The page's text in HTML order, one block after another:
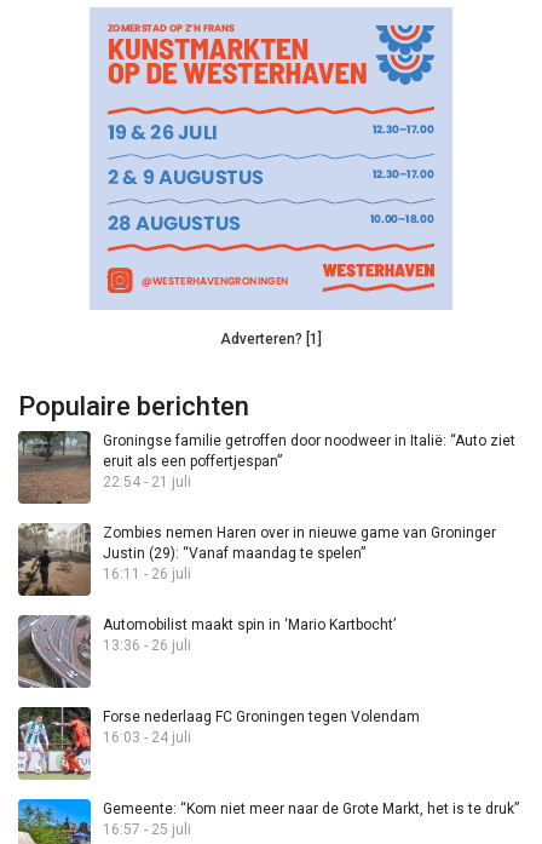
Adverteren? [1]
Populaire berichten
Groningse familie getroffen door noodweer in Italië: “Auto ziet
eruit als een poffertjespan”
22:54 - 21 juli
Zombies nemen Haren over in nieuwe game van Groninger
Justin (29): “Vanaf maandag te spelen”
16:11 - 26 juli
Automobilist maakt spin in ‘Mario Kartbocht’
13:36 - 26 juli
Forse nederlaag FC Groningen tegen Volendam
16:03 - 24 juli
Gemeente: “Kom niet meer naar de Grote Markt, het is te druk”
16:57 - 25 juli